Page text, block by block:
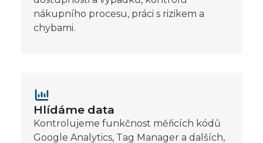
nákupního procesu, práci s rizikem a
chybami.
Hlídáme data
Kontrolujeme funkčnost měřicích kódů
Google Analytics, Tag Manager a dalších,